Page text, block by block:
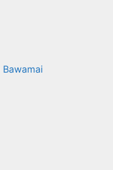
Bawamai